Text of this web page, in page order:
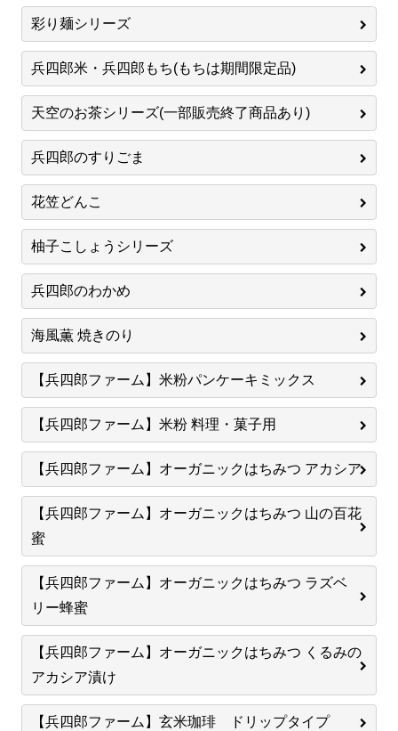
彩り麺シリーズ
兵四郎米・兵四郎もち(もちは期間限定品)
天空のお茶シリーズ(一部販売終了商品あり)
兵四郎のすりごま
花笠どんこ
柚子こしょうシリーズ
兵四郎のわかめ
海風薫 焼きのり
【兵四郎ファーム】米粉パンケーキミックス
【兵四郎ファーム】米粉 料理・菓子用
【兵四郎ファーム】オーガニックはちみつ アカシア
【兵四郎ファーム】オーガニックはちみつ 山の百花
蜜
【兵四郎ファーム】オーガニックはちみつ ラズベ
リー蜂蜜
【兵四郎ファーム】オーガニックはちみつ くるみの
アカシア漬け
【兵四郎ファーム】玄米珈琲 ドリップタイプ